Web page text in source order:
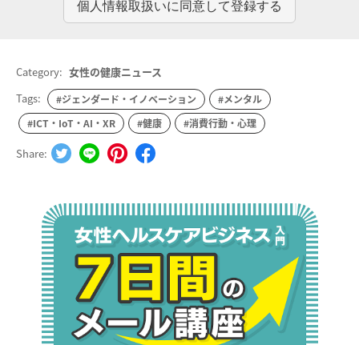
Category: 女性の健康ニュース
Tags:
#ジェンダード・イノベーション
#メンタル
#ICT・IoT・AI・XR
#健康 #消費行動・心理
Share: